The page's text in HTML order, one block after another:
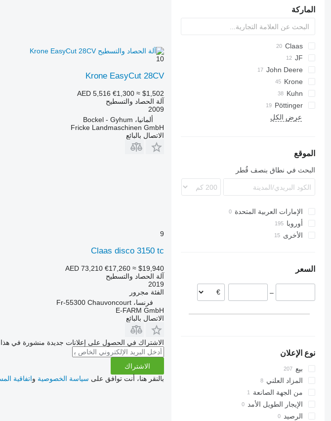
الماركة
Claas
Direct Disc
Disco
SM
Slicer JF
John Deere
331
530
730
990
Krone
AMT
Easycut
Kuhn
FC
Splendimo
MU
Pöttinger
Cat
KDD
R-series
Extra
عرض الكل
الموقع
البحث في نطاق بنصف قُطر
الإمارات العربية المتحدة
أوروبا
ألمانيا
بولندا
هولندا
الأخرى
السعر
–
نوع الإعلان
بيع
المزاد العلني
من الجهة الصانعة
الإيجار الطويل الأمد
الرصيد
10
Krone EasyCut 28CV
AED 5,516 €1,300 ≈ $1,502
آلة الحصاد والتسطيح
2009
ألمانيا، Bockel - Gyhum
Fricke Landmaschinen GmbH
الاتصال بالبائع
9
Claas disco 3150 tc
AED 73,210 €17,260 ≈ $19,940
آلة الحصاد والتسطيح
2019
الفئة مجرور
فرنسا، Fr-55300 Chauvoncourt
E-FARM GmbH
الاتصال بالبائع
الاشتراك في الحصول على إعلانات جديدة منشورة في
الاشتراك
بالنقر هنا، أنت توافق على سياسة الخصوصية واتفاقية